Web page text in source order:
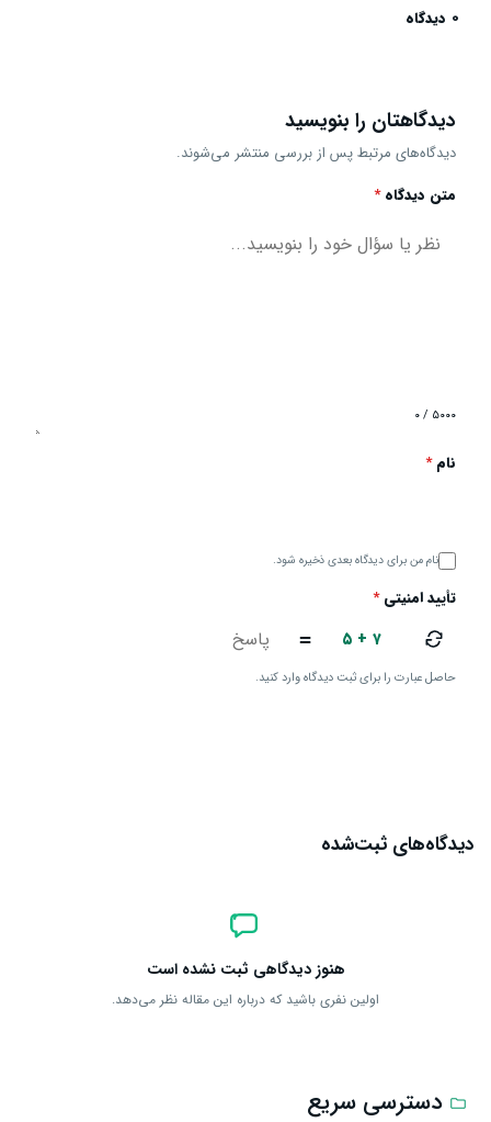
0 دیدگاه
دیدگاهتان را بنویسید
دیدگاه‌های مرتبط پس از بررسی منتشر می‌شوند.
متن دیدگاه*
۰ / ۵۰۰۰
نام*
نام من برای دیدگاه بعدی ذخیره شود.
تأیید امنیتی*
۵ + ۷ =
حاصل عبارت را برای ثبت دیدگاه وارد کنید.
دیدگاه‌های ثبت‌شده
هنوز دیدگاهی ثبت نشده است
اولین نفری باشید که درباره این مقاله نظر می‌دهد.
دسترسی سریع